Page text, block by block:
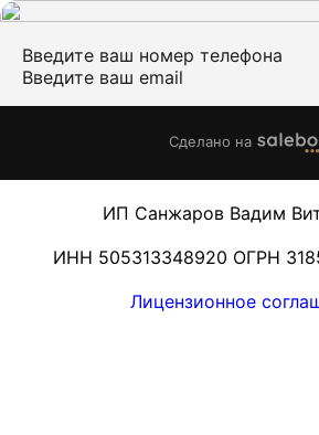
Введите ваш номер телефона
Введите ваш email
Сделано на
ИП Санжаров Вадим
ИНН 505313348920 ОГРН
Лицензионное